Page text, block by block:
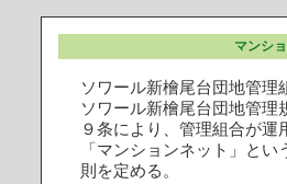
マンシ
ソワール新檜尾台団地管理
ソワール新檜尾台団地管理
９条により、管理組合が
「マンションネット」と
則を定める。